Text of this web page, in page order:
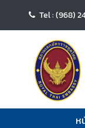
Tel : (968)
ห
ก